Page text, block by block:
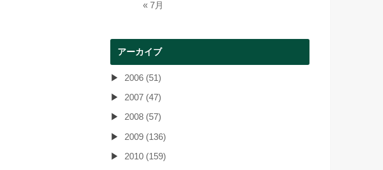
« 7月
アーカイブ
2006 (51)
2007 (47)
2008 (57)
2009 (136)
2010 (159)